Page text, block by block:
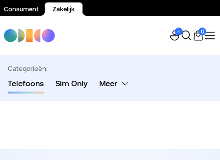
Consument Zakelijk
0
Categorieën:
Telefoons Sim Only Meer